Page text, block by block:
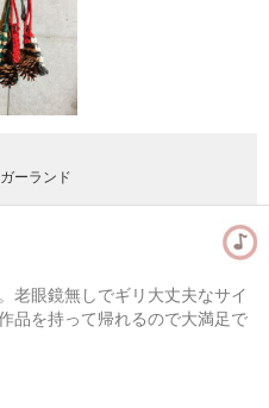
分
ーランド
老眼鏡無しでギリ大丈夫なサイ
品を持って帰れるので大満足で